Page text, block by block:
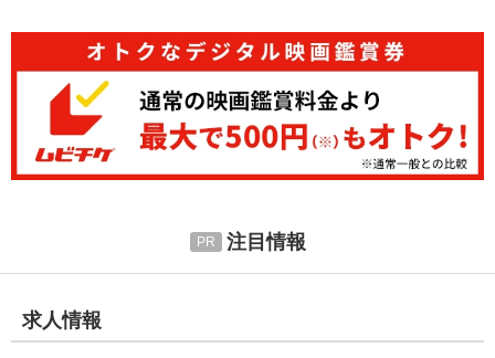
注目情報
求人情報